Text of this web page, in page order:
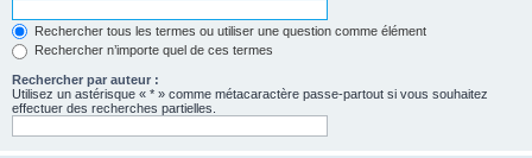
Rechercher tous les termes ou utiliser une question comme élément
Rechercher n’importe quel de ces termes
Rechercher par auteur :
Utilisez un astérisque « * » comme métacaractère passe-partout si vous souhaitez
effectuer des recherches partielles.